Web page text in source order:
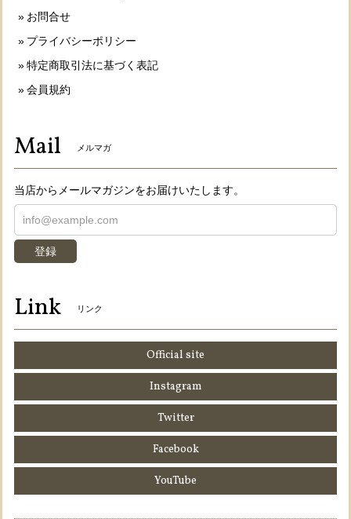
お問合せ
プライバシーポリシー
特定商取引法に基づく表記
会員規約
Mail メルマガ
当店からメールマガジンをお届けいたします。
登録
Link リンク
Official site
Instagram
Twitter
Facebook
YouTube